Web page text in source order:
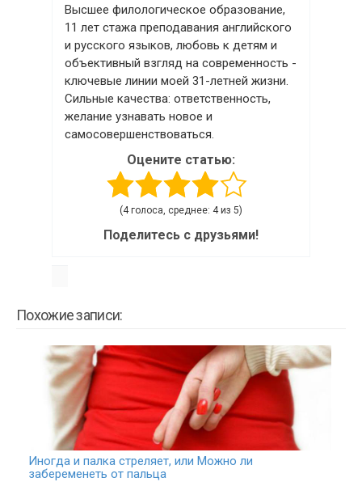
Высшее филологическое образование,
11 лет стажа преподавания английского
и русского языков, любовь к детям и
объективный взгляд на современность -
ключевые линии моей 31-летней жизни.
Сильные качества: ответственность,
желание узнавать новое и
самосовершенствоваться.
Оцените статью:
(4 голоса, среднее: 4 из 5)
Поделитесь с друзьями!
Похожие записи:
Иногда и палка стреляет, или Можно ли
забеременеть от пальца